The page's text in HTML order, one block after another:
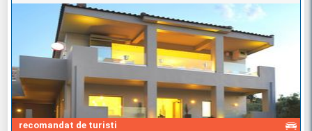
recomandat de turisti